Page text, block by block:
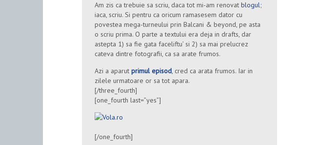
Am zis ca trebuie sa scriu, daca tot mi-am renovat blogul;
iaca, scriu. Si pentru ca oricum ramasesem dator cu
povestea mega-turneului prin Balcani & beyond, pe asta
o scriu prima. O parte a textului era deja in drafts, dar
astepta 1) sa fie gata faceliftu’ si 2) sa mai prelucrez
cateva dintre fotografii, ca sa arate frumos.
Azi a aparut primul episod, cred ca arata frumos. Iar in
zilele urmatoare or sa tot apara.
[/three_fourth]
[one_fourth last=”yes”]
[/one_fourth]